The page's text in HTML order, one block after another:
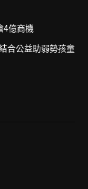
4億商機
合公益助弱勢孩童